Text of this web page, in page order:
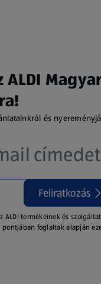
ALDI
és
Feliratkozás
termékeinek és
foglaltak alapján